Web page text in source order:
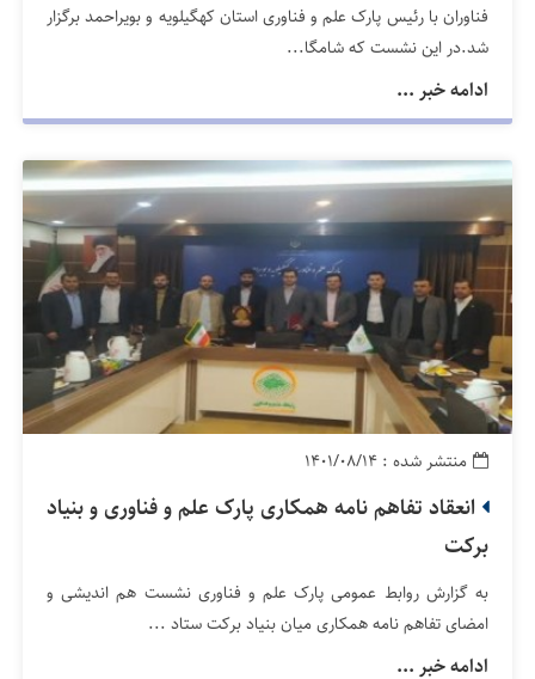
فناوران با رئیس پارک علم و فناوری استان کهگیلویه و بویراحمد برگزار
شد.در این نشست که شامگا...
ادامه خبر ...
منتشر شده : ۱۴۰۱/۰۸/۱۴
انعقاد تفاهم نامه همکاری پارک علم و فناوری و بنیاد
برکت
به گزارش روابط عمومی پارک علم و فناوری نشست هم ­اندیشی و
امضای تفاهم ­نامه همکاری میان بنیاد برکت ستاد ...
ادامه خبر ...